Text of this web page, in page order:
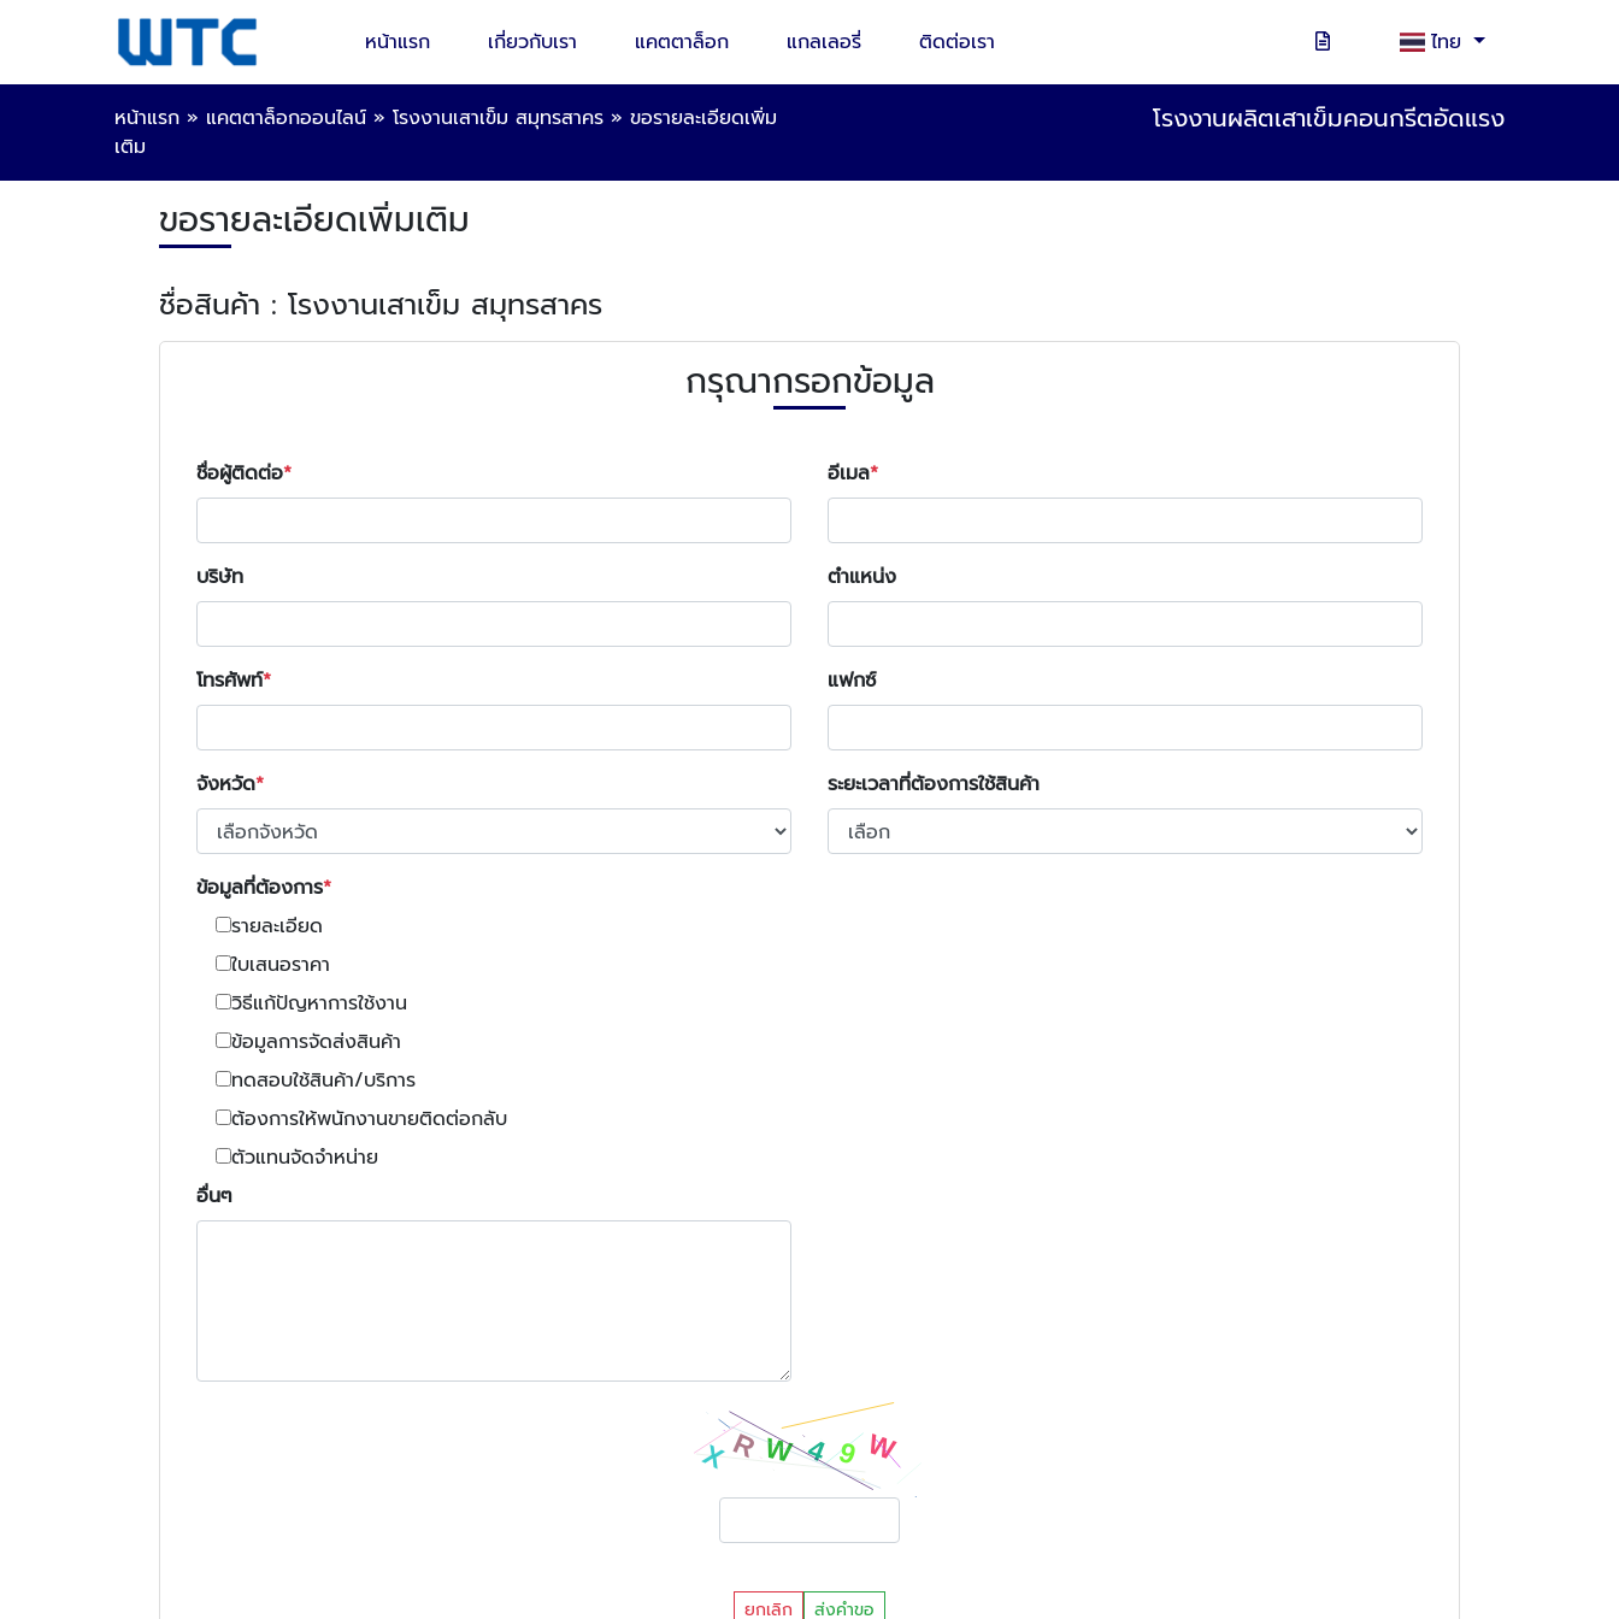
หน้าแรก เกี่ยวกับเรา แคตตาล็อก แกลเลอรี่ ติดต่อเรา ไทย
หน้าแรก » แคตตาล็อกออนไลน์ » โรงงานเสาเข็ม สมุทรสาคร » ขอรายละเอียดเพิ่ม
เติม
โรงงานผลิตเสาเข็มคอนกรีตอัดแรง
ขอรายละเอียดเพิ่มเติม
ชื่อสินค้า : โรงงานเสาเข็ม สมุทรสาคร
กรุณากรอกข้อมูล
ชื่อผู้ติดต่อ อีเมล
บริษัท ตำแหน่ง
โทรศัพท์ แฟกซ์
จังหวัด ระยะเวลาที่ต้องการใช้สินค้า
ข้อมูลที่ต้องการ
รายละเอียด
ใบเสนอราคา
วิธีแก้ปัญหาการใช้งาน
ข้อมูลการจัดส่งสินค้า
ทดสอบใช้สินค้า/บริการ
ต้องการให้พนักงานขายติดต่อกลับ
ตัวแทนจัดจำหน่าย
อื่นๆ
ยกเลิก ส่งคำขอ